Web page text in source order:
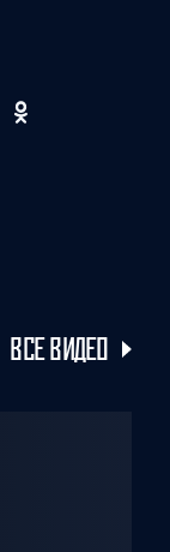
ВСЕ ВИДЕО